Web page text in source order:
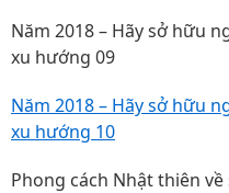
Năm 2018 – Hãy sở hữu
xu hướng 09
Năm 2018 – Hãy sở hữu
xu hướng 10
Phong cách Nhật thiên